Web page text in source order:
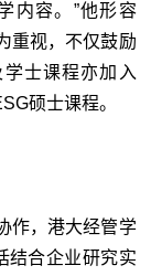
内容。”他形容
重视，不仅鼓励
士课程亦加入
硕士课程。
作，港大经管学
结合企业研究实